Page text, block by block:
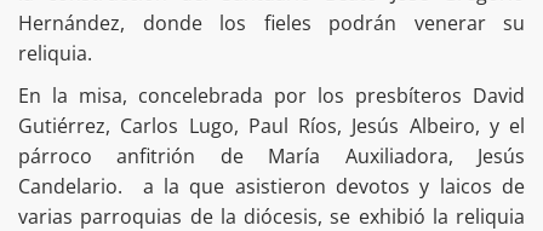
Hernández, donde los fieles podrán venerar su
reliquia.
En la misa, concelebrada por los presbíteros David
Gutiérrez, Carlos Lugo, Paul Ríos, Jesús Albeiro, y el
párroco anfitrión de María Auxiliadora, Jesús
Candelario. a la que asistieron devotos y laicos de
varias parroquias de la diócesis, se exhibió la reliquia